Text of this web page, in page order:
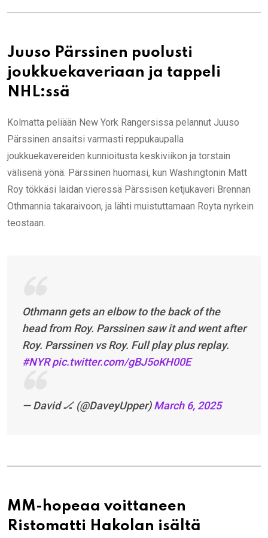
Juuso Pärssinen puolusti
joukkuekaveriaan ja tappeli
NHL:ssä
Kolmatta peliään New York Rangersissa pelannut Juuso
Pärssinen ansaitsi varmasti reppukaupalla
joukkuekavereiden kunnioitusta keskiviikon ja torstain
välisenä yönä. Pärssinen huomasi, kun Washingtonin Matt
Roy tökkäsi laidan vieressä Pärssisen ketjukaveri Brennan
Othmannia takaraivoon, ja lähti muistuttamaan Royta nyrkein
teostaan.
Othmann gets an elbow to the back of the
head from Roy. Parssinen saw it and went after
Roy. Parssinen vs Roy. Full play plus replay.
#NYR pic.twitter.com/gBJ5oKH00E
— David 🏒 (@DaveyUpper)March 6, 2025
MM-hopeaa voittaneen
Ristomatti Hakolan isältä